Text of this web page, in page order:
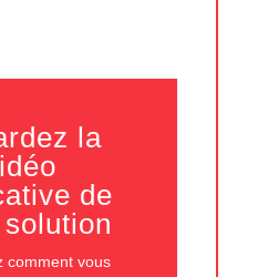
la
de
comment vous